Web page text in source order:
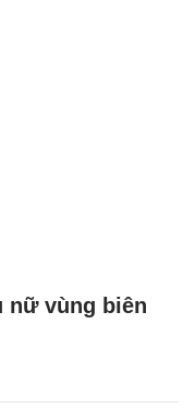
nữ vùng biên